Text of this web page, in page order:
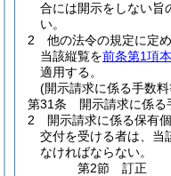
合には開示をしない旨
い。
2
他の法令の規定に定
当該縦覧を前条第1項
適用する。
(開示請求に係る手数
第31条
開示請求に係る
2
開示請求に係る保有
交付を受ける者は、当
なければならない。
第2節
訂正